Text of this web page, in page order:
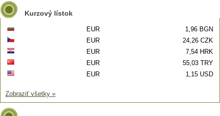
Kurzový lístok
EUR
1,96 BGN
EUR
24,26 CZK
EUR
7,54 HRK
EUR
55,03 TRY
EUR
1,15 USD
Zobraziť všetky »